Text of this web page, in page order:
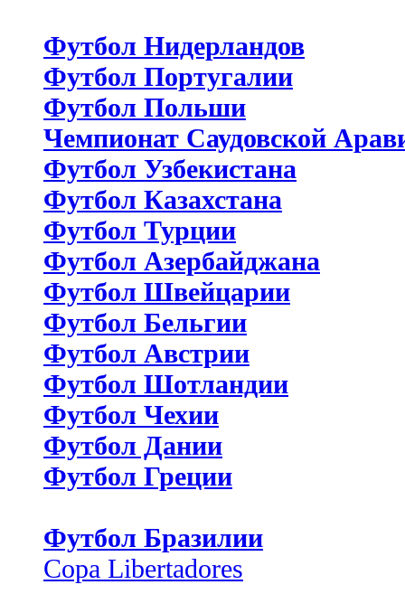
Футбол Нидерландов
Футбол Португалии
Футбол Польши
Чемпионат Саудовской
Футбол Узбекистана
Футбол Казахстана
Футбол Турции
Футбол Азербайджана
Футбол Швейцарии
Футбол Бельгии
Футбол Австрии
Футбол Шотландии
Футбол Чехии
Футбол Дании
Футбол Греции
Футбол Бразилии
Copa Libertadores